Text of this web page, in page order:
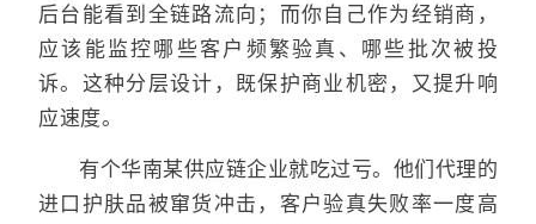
后台能看到全链路流向；而你自己作为经销商，
应该能监控哪些客户频繁验真、哪些批次被投
诉。这种分层设计，既保护商业机密，又提升响
应速度。
有个华南某供应链企业就吃过亏。他们代理的
进口护肤品被窜货冲击，客户验真失败率一度高